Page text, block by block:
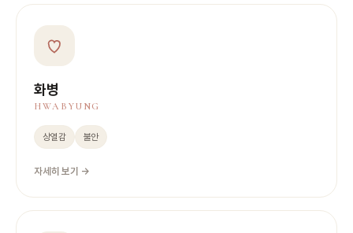
화병
HWABYUNG
상열감 불안
자세히 보기 →